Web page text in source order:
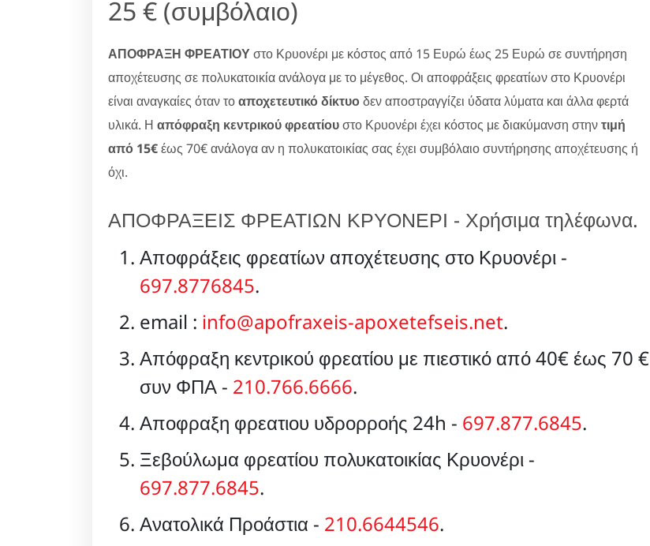
25 € (συμβόλαιο)
ΑΠΟΦΡΑΞΗ ΦΡΕΑΤΙΟΥστο Κρυονέρι με κόστος από 15 Ευρώ έως 25 Ευρώ σε συντήρηση
αποχέτευσης σε πολυκατοικία ανάλογα με το μέγεθος. Οι αποφράξεις φρεατίων στο Κρυονέρι
είναι αναγκαίες όταν τοαποχετευτικό δίκτυοδεν αποστραγγίζει ύδατα λύματα και άλλα φερτά
υλικά. Η απόφραξη κεντρικού φρεατίουστο Κρυονέρι έχει κόστος με διακύμανση στηντιμή
από 15€έως 70€ ανάλογα αν η πολυκατοικίας σας έχει συμβόλαιο συντήρησης αποχέτευσης ή
όχι.
ΑΠΟΦΡΑΞΕΙΣ ΦΡΕΑΤΙΩΝ ΚΡΥΟΝΕΡΙ - Χρήσιμα τηλέφωνα.
Αποφράξεις φρεατίων αποχέτευσης στο Κρυονέρι -
697.8776845.
email : info@apofraxeis-apoxetefseis.net.
Απόφραξη κεντρικού φρεατίου με πιεστικό από 40€ έως 70 €
συν ΦΠΑ - 210.766.6666.
Αποφραξη φρεατιου υδρορροής 24h - 697.877.6845.
Ξεβούλωμα φρεατίου πολυκατοικίας Κρυονέρι -
697.877.6845.
Ανατολικά Προάστια - 210.6644546.